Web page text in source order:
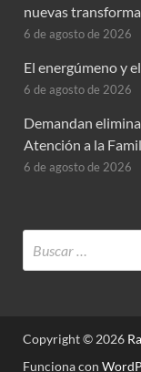
nuevas
6 de agosto de 2026
El energúmeno y
6 de agosto de 2026
Demandan
Atención a la
6 de agosto de 2026
Copyright © 2026
Funciona con